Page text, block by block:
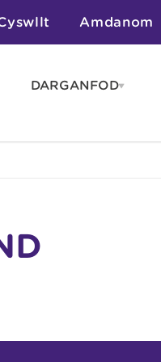
Amdanom
DARGANFODOpen